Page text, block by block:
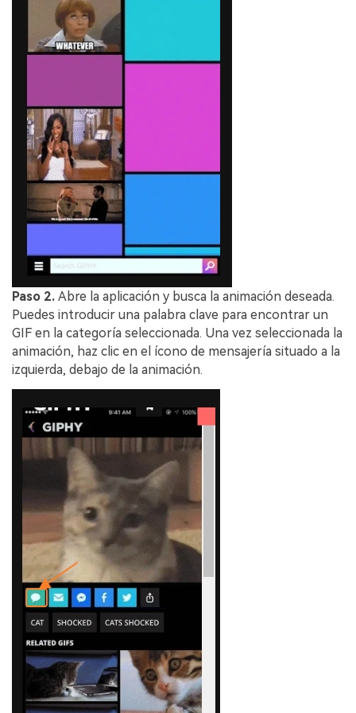
Paso 2. Abre la aplicación y busca la animación deseada.
Puedes introducir una palabra clave para encontrar un
GIF en la categoría seleccionada. Una vez seleccionada la
animación, haz clic en el ícono de mensajería situado a la
izquierda, debajo de la animación.